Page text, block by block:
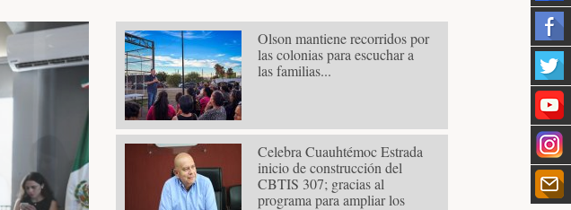
Olson mantiene recorridos por
las colonias para escuchar a
las familias...
Celebra Cuauhtémoc Estrada
inicio de construcción del
CBTIS 307; gracias al
programa para ampliar los